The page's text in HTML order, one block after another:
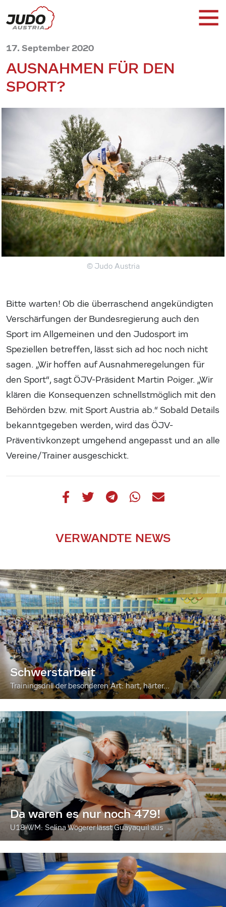
17. September 2020
AUSNAHMEN FÜR DEN
SPORT?
© Judo Austria
Bitte warten! Ob die überraschend angekündigten
Verschärfungen der Bundesregierung auch den
Sport im Allgemeinen und den Judosport im
Speziellen betreffen, lässt sich ad hoc noch nicht
sagen. „Wir hoffen auf Ausnahmeregelungen für
den Sport“, sagt ÖJV-Präsident Martin Poiger. „Wir
klären die Konsequenzen schnellstmöglich mit den
Behörden bzw. mit Sport Austria ab.“ Sobald Details
bekanntgegeben werden, wird das ÖJV-
Präventivkonzept umgehend angepasst und an alle
Vereine/Trainer ausgeschickt.
VERWANDTE NEWS
Schwerstarbeit
Trainingsdrill der besonderen Art: hart, härter...
Da waren es nur noch 479!
U18-WM: Selina Wögerer lässt Guayaquil aus